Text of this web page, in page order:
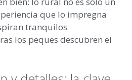
que lo impregna
tranquilos
los peques descubren el